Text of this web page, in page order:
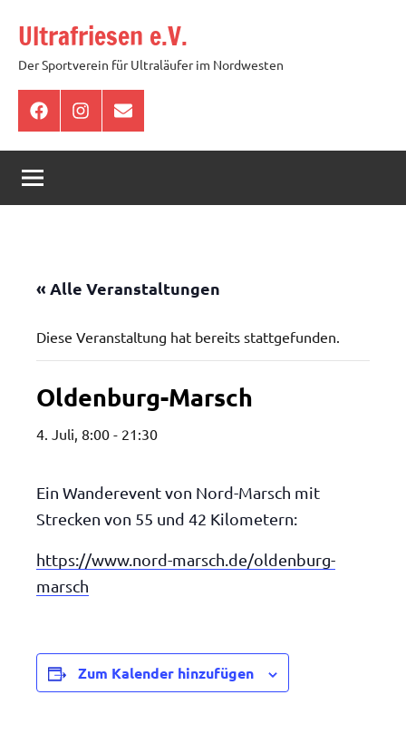
Inhalt
springen
Ultrafriesen e.V.
Der Sportverein für Ultraläufer im Nordwesten
FacebookInstagram
E-
Mail
« Alle Veranstaltungen
Diese Veranstaltung hat bereits stattgefunden.
Oldenburg-Marsch
4. Juli, 8:00 - 21:30
Ein Wanderevent von Nord-Marsch mit
Strecken von 55 und 42 Kilometern:
https://www.nord-marsch.de/oldenburg-
marsch
Zum Kalender hinzufügen